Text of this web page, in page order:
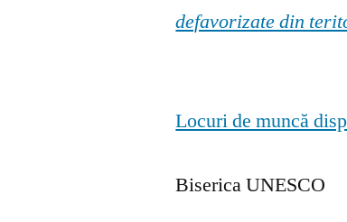
defavorizate din
Locuri de muncă
Biserica UNESCO